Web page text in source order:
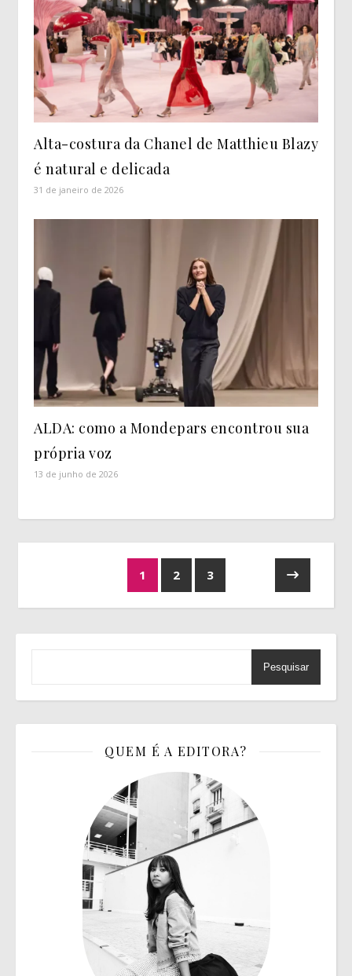
Alta-costura da Chanel de Matthieu Blazy
é natural e delicada
31 de janeiro de 2026
ALDA: como a Mondepars encontrou sua
própria voz
13 de junho de 2026
1 2 3
Pesquisar
QUEM É A EDITORA?